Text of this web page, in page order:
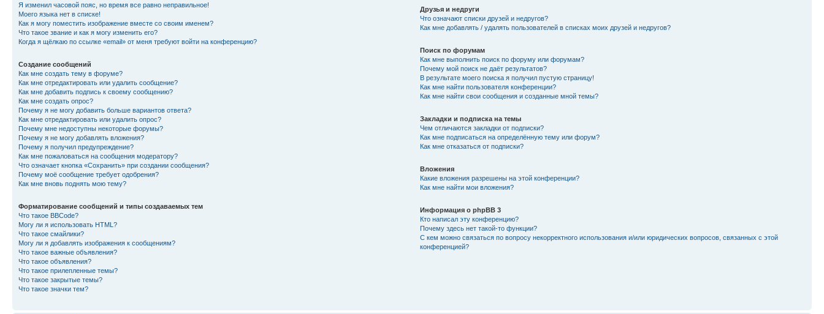
Я изменил часовой пояс, но время все равно неправильное!
Моего языка нет в списке!
Как я могу поместить изображение вместе со своим именем?
Что такое звание и как я могу изменить его?
Когда я щёлкаю по ссылке «email» от меня требуют войти на конференцию?
Создание сообщений
Как мне создать тему в форуме?
Как мне отредактировать или удалить сообщение?
Как мне добавить подпись к своему сообщению?
Как мне создать опрос?
Почему я не могу добавить больше вариантов ответа?
Как мне отредактировать или удалить опрос?
Почему мне недоступны некоторые форумы?
Почему я не могу добавлять вложения?
Почему я получил предупреждение?
Как мне пожаловаться на сообщения модератору?
Что означает кнопка «Сохранить» при создании сообщения?
Почему моё сообщение требует одобрения?
Как мне вновь поднять мою тему?
Форматирование сообщений и типы создаваемых тем
Что такое BBCode?
Могу ли я использовать HTML?
Что такое смайлики?
Могу ли я добавлять изображения к сообщениям?
Что такое важные объявления?
Что такое объявления?
Что такое прилепленные темы?
Что такое закрытые темы?
Что такое значки тем?
Друзья и недруги
Что означают списки друзей и недругов?
Как мне добавлять / удалять пользователей в списках моих друзей и недругов?
Поиск по форумам
Как мне выполнить поиск по форуму или форумам?
Почему мой поиск не даёт результатов?
В результате моего поиска я получил пустую страницу!
Как мне найти пользователя конференции?
Как мне найти свои сообщения и созданные мной темы?
Закладки и подписка на темы
Чем отличаются закладки от подписки?
Как мне подписаться на определённую тему или форум?
Как мне отказаться от подписки?
Вложения
Какие вложения разрешены на этой конференции?
Как мне найти мои вложения?
Информация о phpBB 3
Кто написал эту конференцию?
Почему здесь нет такой-то функции?
С кем можно связаться по вопросу некорректного использования и/или юридических вопросов, связанных с этой
конференцией?